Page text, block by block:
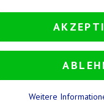
oder bestehende
Auflösung der
werden.
übertragenden
par constitution
Weitere